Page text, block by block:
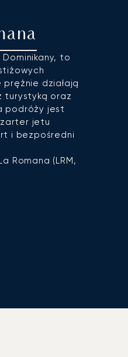
to
działają
turystyką oraz
podróży jest
jetu
i bezpośredni
Romana (LRM,